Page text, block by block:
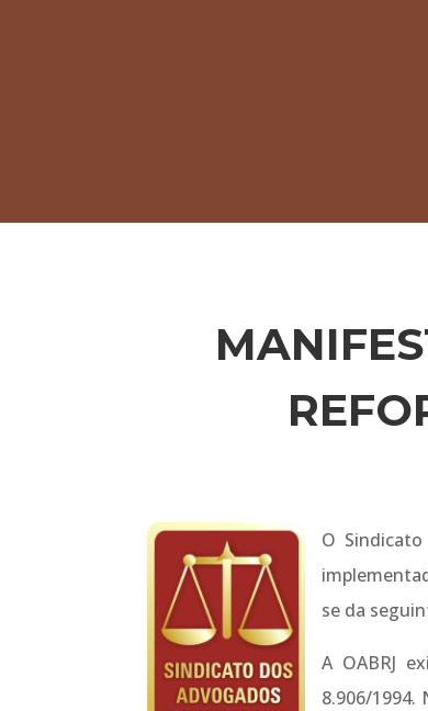
O
se da
A OABRJ
8.906/1994.